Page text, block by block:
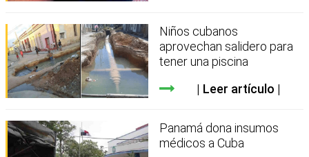
Niños cubanos
aprovechan salidero para
tener una piscina
Leer artículo
Panamá dona insumos
médicos a Cuba